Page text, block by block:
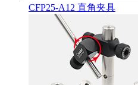
CFP25-A12 直角夹具